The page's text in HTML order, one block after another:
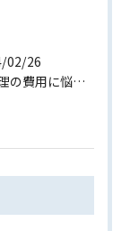
02/26
遺品整理の費用に悩まない！買取専門店運営の遺品整理